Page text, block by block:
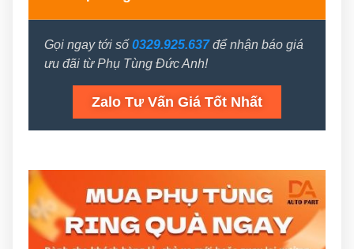
Gọi ngay tới số 0329.925.637để nhận báo giá
ưu đãi từ Phụ Tùng Đức Anh!
Zalo Tư Vấn Giá Tốt Nhất